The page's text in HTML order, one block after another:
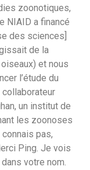
zoonotiques,
NIAID a financé
des sciences]
de la
et nous
l’étude du
un institut de
les zoonoses
pas,
Ping. Je vois
votre nom.